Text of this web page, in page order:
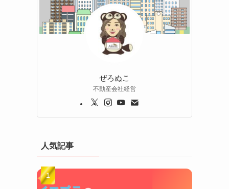
ぜろぬこ
不動産会社経営
人気記事